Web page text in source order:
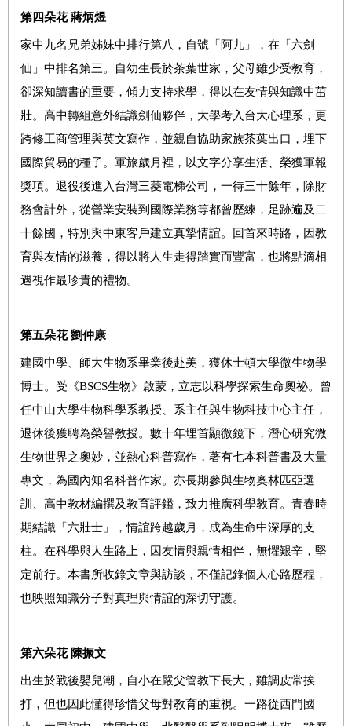
第四朵花 蔣炳煜
家中九名兄弟姊妹中排行第八，自號「阿九」，在「六劍
仙」中排名第三。自幼生長於茶葉世家，父母雖少受教育，
卻深知讀書的重要，傾力支持求學，得以在友情與知識中茁
壯。高中轉組意外結識劍仙夥伴，大學考入台大心理系，更
跨修工商管理與英文寫作，並親自協助家族茶葉出口，埋下
國際貿易的種子。軍旅歲月裡，以文字分享生活、榮獲軍報
獎項。退役後進入台灣三菱電梯公司，一待三十餘年，除財
務會計外，從營業安裝到國際業務等都曾歷練，足跡遍及二
十餘國，特別與中東客戶建立真摯情誼。回首來時路，因教
育與友情的滋養，得以將人生走得踏實而豐富，也將點滴相
遇視作最珍貴的禮物。
第五朵花 劉仲康
建國中學、師大生物系畢業後赴美，獲休士頓大學微生物學
博士。受《BSCS生物》啟蒙，立志以科學探索生命奧祕。曾
任中山大學生物科學系教授、系主任與生物科技中心主任，
退休後獲聘為榮譽教授。數十年埋首顯微鏡下，潛心研究微
生物世界之奧妙，並熱心科普寫作，著有七本科普書及大量
專文，為國內知名科普作家。亦長期參與生物奧林匹亞選
訓、高中教材編撰及教育評鑑，致力推廣科學教育。青春時
期結識「六壯士」，情誼跨越歲月，成為生命中深厚的支
柱。在科學與人生路上，因友情與親情相伴，無懼艱辛，堅
定前行。本書所收錄文章與訪談，不僅記錄個人心路歷程，
也映照知識分子對真理與情誼的深切守護。
第六朵花 陳振文
出生於戰後嬰兒潮，自小在嚴父管教下長大，雖調皮常挨
打，但也因此懂得珍惜父母對教育的重視。一路從西門國